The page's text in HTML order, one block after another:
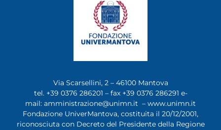
Via Scarsellini, 2 – 46100 Mantova
tel. +39 0376 286201 – fax +39 0376 286291 e-
mail: amministrazione@unimn.it – www.unimn.it
Fondazione UniverMantova, costituita il 20/12/2001,
riconosciuta con Decreto del Presidente della Regione